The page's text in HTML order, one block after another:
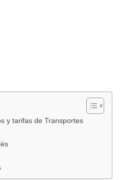
y tarifas de Transportes